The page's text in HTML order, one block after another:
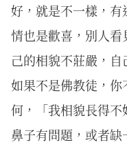
好，就是不一樣，
情也是歡喜，別人
己的相貌不莊嚴，
如果不是佛教徒，
何，「我相貌長得
鼻子有問題，或者